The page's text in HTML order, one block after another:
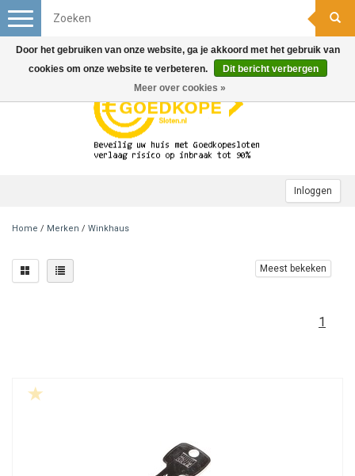
Inloggen
Toggle
navigation
Home / Merken / Winkhaus
Meest bekeken
1
Door het gebruiken van onze website, ga je akkoord met het gebruik van
cookies om onze website te verbeteren.
Dit bericht verbergen
Meer over cookies »